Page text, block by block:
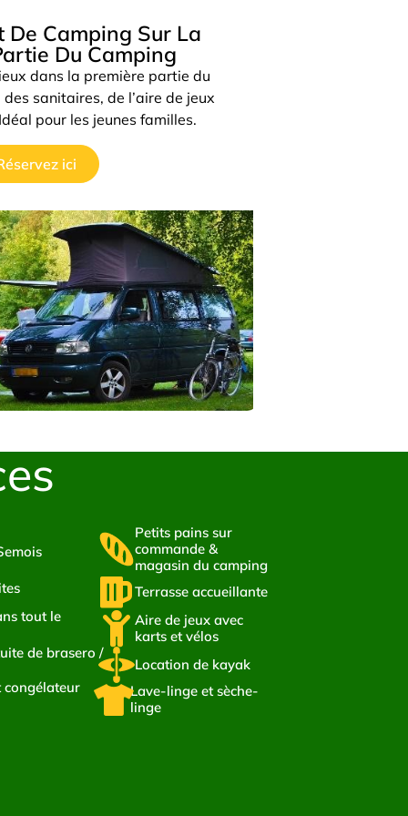
Camping Sur La
Du Camping
dans la première partie du
sanitaires, de l’aire de jeux
pour les jeunes familles.
ici
tout le
de brasero /
congélateur
Petits pains sur
commande &
magasin du camping
Terrasse accueillante
Aire de jeux avec
karts et vélos
Location de kayak
Lave-linge et sèche-
linge